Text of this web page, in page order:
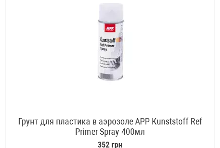
Грунт для пластика в аэрозоле APP Kunststoff Ref
Primer Spray 400мл
352 грн